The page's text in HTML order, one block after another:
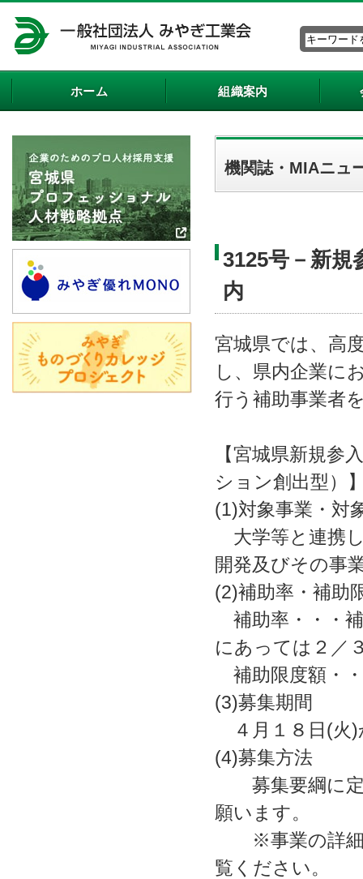
ホーム 組織案内
機関誌・MIAニュ
3125号－新規
内
宮城県では、高
し、県内企業に
行う補助事業者
【宮城県新規参
ション創出型）
(1)対象事業・対
大学等と連携
開発及びその事
(2)補助率・補助
補助率・・・
にあっては２／
補助限度額・
(3)募集期間
４月１８日(火)
(4)募集方法
募集要綱に定
願います。
※事業の詳細
覧ください。